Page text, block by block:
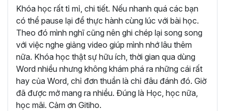
người học. Bất cứ khi nào quên kiến thức, bạn có thể mở
lại khóa học và ôn tập lại, từ đó tăng khả năng ghi nhớ
hiệu quả hơn.
TẠI SAO NÊN THAM GIA
KHÓA HỌC WORD ONLINE?
Word là một trong những công cụ tin học mà bất kỳ nhân
viên văn phòng nào cần hiểu và nắm vững. Có thể là bạn
Khóa học rất tỉ mỉ, chi tiết. Nếu nhanh quá các bạn
có thể pause lại để thực hành cùng lúc với bài học.
Theo đó mình nghĩ cũng nên ghi chép lại song song
với việc nghe giảng video giúp mình nhớ lâu thêm
nữa. Khóa học thật sự hữu ích, thời gian qua dùng
Word nhiều nhưng không khám phá ra những cái rất
hay của Word, chỉ đơn thuần là chỉ đâu đánh đó. Giờ
đã được mở mang ra nhiều. Đúng là Học, học nữa,
học mãi. Cảm ơn Gitiho.